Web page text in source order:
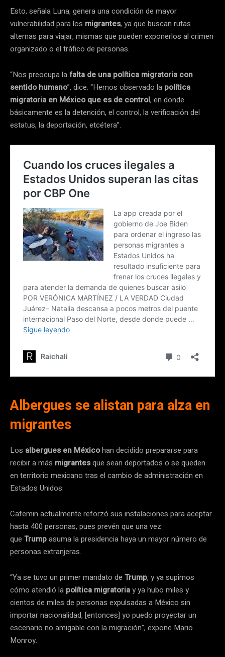
Esto, señala Luna, genera una condición de mayor
vulnerabilidad para los migrantes, ya que buscan rutas
alternas para viajar, mismas que pueden exponerlos al crimen
organizado o el tráfico de personas.
“Nos preocupa lafalta de una política migratoria con
sentido humano”, dice. “Hemos observado la política
migratoria en México que es de control, en donde
básicamente es la detención, el control, la verificación del
estatus, la deportación, etcétera”.
Albergues se alistan para alza en
migrantes
Los albergues en Méxicohan decidido prepararse para
recibir a más migrantesque sean deportados o se queden
en territorio mexicano tras el cambio de administración en
Estados Unidos.
Cafemin actualmente reforzó sus instalaciones para aceptar
hasta 400 personas, pues prevén que una vez
que Trumpasuma la presidencia haya un mayor número de
personas extranjeras.
“Ya se tuvo un primer mandato de Trump, y ya supimos
cómo atendió la política migratoriay ya hubo miles y
cientos de miles de personas expulsadas a México sin
importar nacionalidad, [entonces] yo puedo proyectar un
escenario no amigable con la migración”, expone Mario
Monroy.